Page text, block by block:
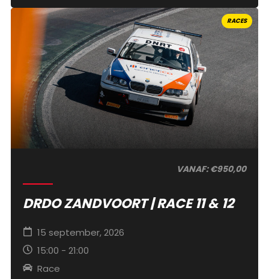
RACES
VANAF: €950,00
DRDO ZANDVOORT | RACE 11 & 12
15 september, 2026
15:00 - 21:00
Race